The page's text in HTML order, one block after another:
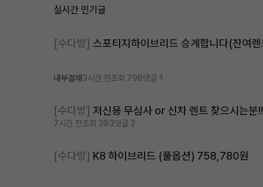
실시간 인기글
[수다방]
내부결재3시간 전조회 796댓글 1
[수다방] 저신용 무심사 or 신차 렌트 찾으시는분!!
7시간 전조회 393댓글 2
[수다방] K8 하이브리드 (풀옵션) 758,780원